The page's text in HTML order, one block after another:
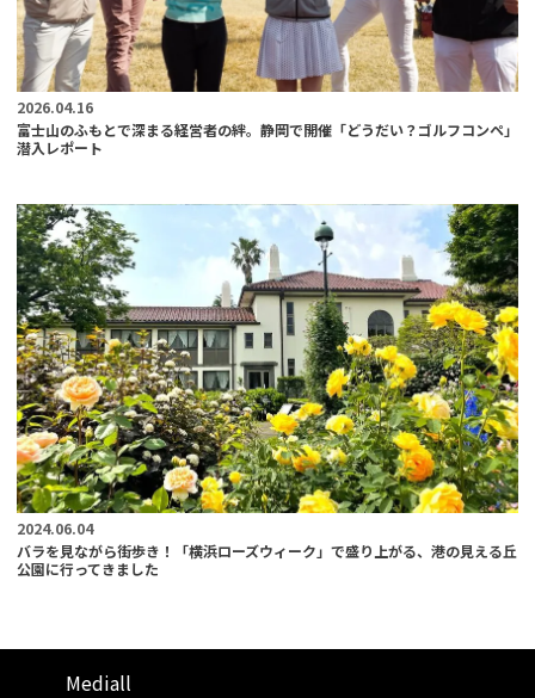
2026.04.16
富士山のふもとで深まる経営者の絆。静岡で開催「どうだい？ゴルフコンペ」
潜入レポート
2024.06.04
バラを見ながら街歩き！「横浜ローズウィーク」で盛り上がる、港の見える丘
公園に行ってきました
Mediall